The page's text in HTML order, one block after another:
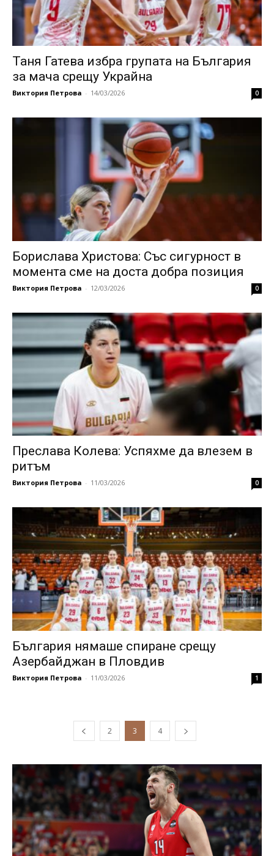
Таня Гатева избра групата на България
за мача срещу Украйна
Виктория Петрова - 14/03/2026 0
Борислава Христова: Със сигурност в
момента сме на доста добра позиция
Виктория Петрова - 12/03/2026 0
Преслава Колева: Успяхме да влезем в
ритъм
Виктория Петрова - 11/03/2026 0
България нямаше спиране срещу
Азербайджан в Пловдив
Виктория Петрова - 11/03/2026 1
2 3 4